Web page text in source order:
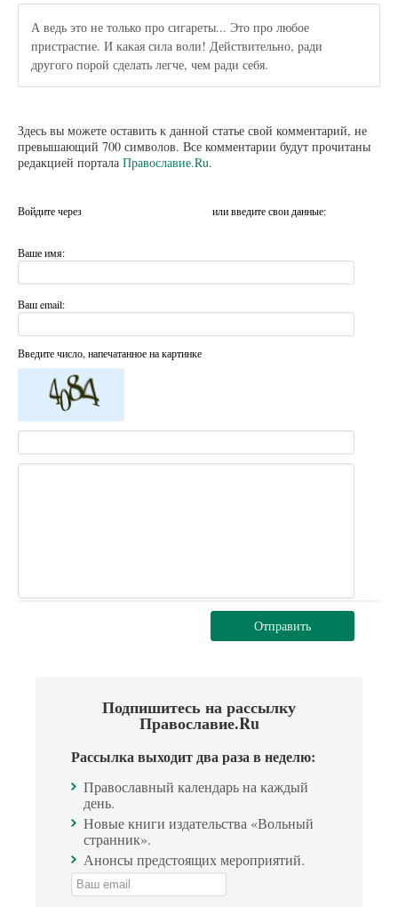
А ведь это не только про сигареты... Это про любое
пристрастие. И какая сила воли! Действительно, ради
другого порой сделать легче, чем ради себя.
Здесь вы можете оставить к данной статье свой комментарий, не
превышающий 700 символов. Все комментарии будут прочитаны
редакцией портала Православие.Ru.
Войдите через или введите свои данные:
Ваше имя:
Ваш email:
Введите число, напечатанное на картинке
Отправить
Подпишитесь на рассылку
Православие.Ru
Рассылка выходит два раза в неделю:
Православный календарь на каждый
день.
Новые книги издательства «Вольный
странник».
Анонсы предстоящих мероприятий.